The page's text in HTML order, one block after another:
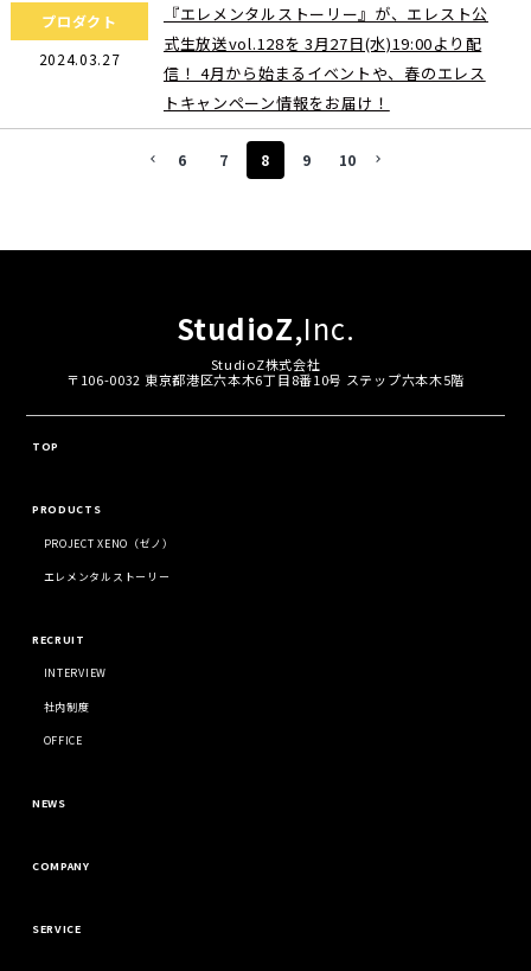
プロダクト
2024.03.27
『エレメンタルストーリー』が、エレスト公
式生放送vol.128を 3月27日(水)19:00より配
信！ 4月から始まるイベントや、春のエレス
トキャンペーン情報をお届け！
keyboard_arrow_left 6 7 8 9 10 keyboard_arrow_right
StudioZ,Inc.
StudioZ株式会社
〒106-0032 東京都港区六本木6丁目8番10号 ステップ六本木5階
TOP
PRODUCTS
PROJECT XENO（ゼノ）
エレメンタルストーリー
RECRUIT
INTERVIEW
社内制度
OFFICE
NEWS
COMPANY
SERVICE